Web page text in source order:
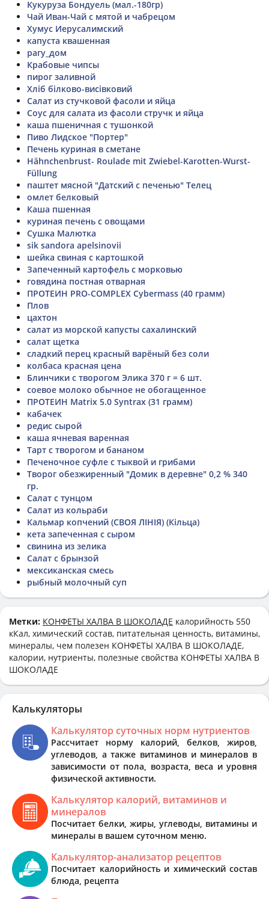
Кукуруза Бондуель (мал.-180гр)
Чай Иван-Чай с мятой и чабрецом
Хумус Иерусалимский
капуста квашенная
рагу_дом
Крабовые чипсы
пирог заливной
Хліб білково-висівковий
Салат из стучковой фасоли и яйца
Соус для салата из фасоли стручк и яйца
каша пшеничная с тушонкой
Пиво Лидское "Портер"
Печень куриная в сметане
Hähnchenbrust- Roulade mit Zwiebel-Karotten-Wurst-
Füllung
паштет мясной "Датский с печенью" Телец
омлет белковый
Каша пшенная
куриная печень с овощами
Сушка Малютка
sik sandora apelsinovii
шейка свиная с картошкой
Запеченный картофель с морковью
говядина постная отварная
ПРОТЕИН PRO-COMPLEX Cybermass (40 грамм)
Плов
цахтон
салат из морской капусты сахалинский
салат щетка
сладкий перец красный варёный без соли
колбаса красная цена
Блинчики с творогом Элика 370 г = 6 шт.
соевое молоко обычное не обогащенное
ПРОТЕИН Matrix 5.0 Syntrax (31 грамм)
кабачек
редис сырой
каша ячневая варенная
Тарт с творогом и бананом
Печеночное суфле с тыквой и грибами
Творог обезжиренный "Домик в деревне" 0,2 % 340
гр.
Салат с тунцом
Салат из кольраби
Кальмар копчений (СВОЯ ЛІНІЯ) (Кільца)
кета запеченная с сыром
свинина из зелика
Салат с брынзой
мексиканская смесь
рыбный молочный суп
Метки: КОНФЕТЫ ХАЛВА В ШОКОЛАДЕ калорийность 550
кКал, химический состав, питательная ценность, витамины,
минералы, чем полезен КОНФЕТЫ ХАЛВА В ШОКОЛАДЕ,
калории, нутриенты, полезные свойства КОНФЕТЫ ХАЛВА В
ШОКОЛАДЕ
Калькуляторы
Калькулятор суточных норм нутриентов
Рассчитает норму калорий, белков, жиров,
углеводов, а также витаминов и минералов в
зависимости от пола, возраста, веса и уровня
физической активности.
Калькулятор калорий, витаминов и
минералов
Посчитает белки, жиры, углеводы, витамины и
минералы в вашем суточном меню.
Калькулятор-анализатор рецептов
Посчитает калорийность и химический состав
блюда, рецепта